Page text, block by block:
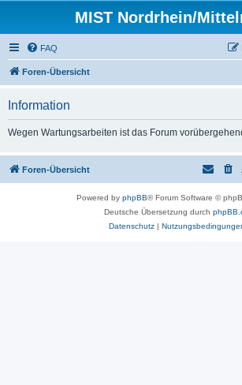
MIST Nordrhein/
FAQ
Foren-Übersicht
Information
Wegen Wartungsarbeiten ist das Forum
Foren-Übersicht
Powered by phpBB® Forum Software ©
Deutsche Übersetzung durch
Datenschutz|